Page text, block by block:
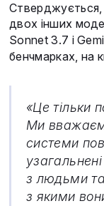
двох інших
Sonnet 3.7 і
бенчмарках, на
«Це тільки
Ми
системи
з людьми та
з якими